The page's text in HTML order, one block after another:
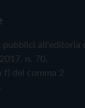
pubblici all'editoria
n. 70.
f) del comma 2